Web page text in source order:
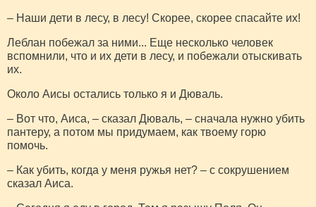
– Наши дети в лесу, в лесу! Скорее, скорее спасайте их!
Леблан побежал за ними... Еще несколько человек
вспомнили, что и их дети в лесу, и побежали отыскивать
их.
Около Аисы остались только я и Дюваль.
– Вот что, Аиса, – сказал Дюваль, – сначала нужно убить
пантеру, а потом мы придумаем, как твоему горю
помочь.
– Как убить, когда у меня ружья нет? – с сокрушением
сказал Аиса.